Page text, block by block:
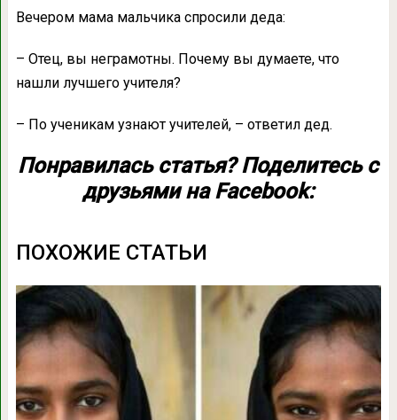
Вечером мама мальчика спросили деда:
– Отец, вы неграмотны. Почему вы думаете, что
нашли лучшего учителя?
– По ученикам узнают учителей, – ответил дед.
Понравилась статья? Поделитесь с
друзьями на Facebook:
ПОХОЖИЕ СТАТЬИ